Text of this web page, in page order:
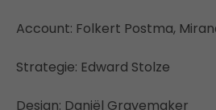
Account: Folkert Postma,
Strategie: Edward Stolze
Design: Daniël Gravemaker